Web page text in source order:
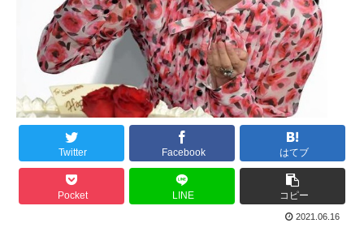
Twitter Facebook はてブ
Pocket LINE コピー
2021.06.16